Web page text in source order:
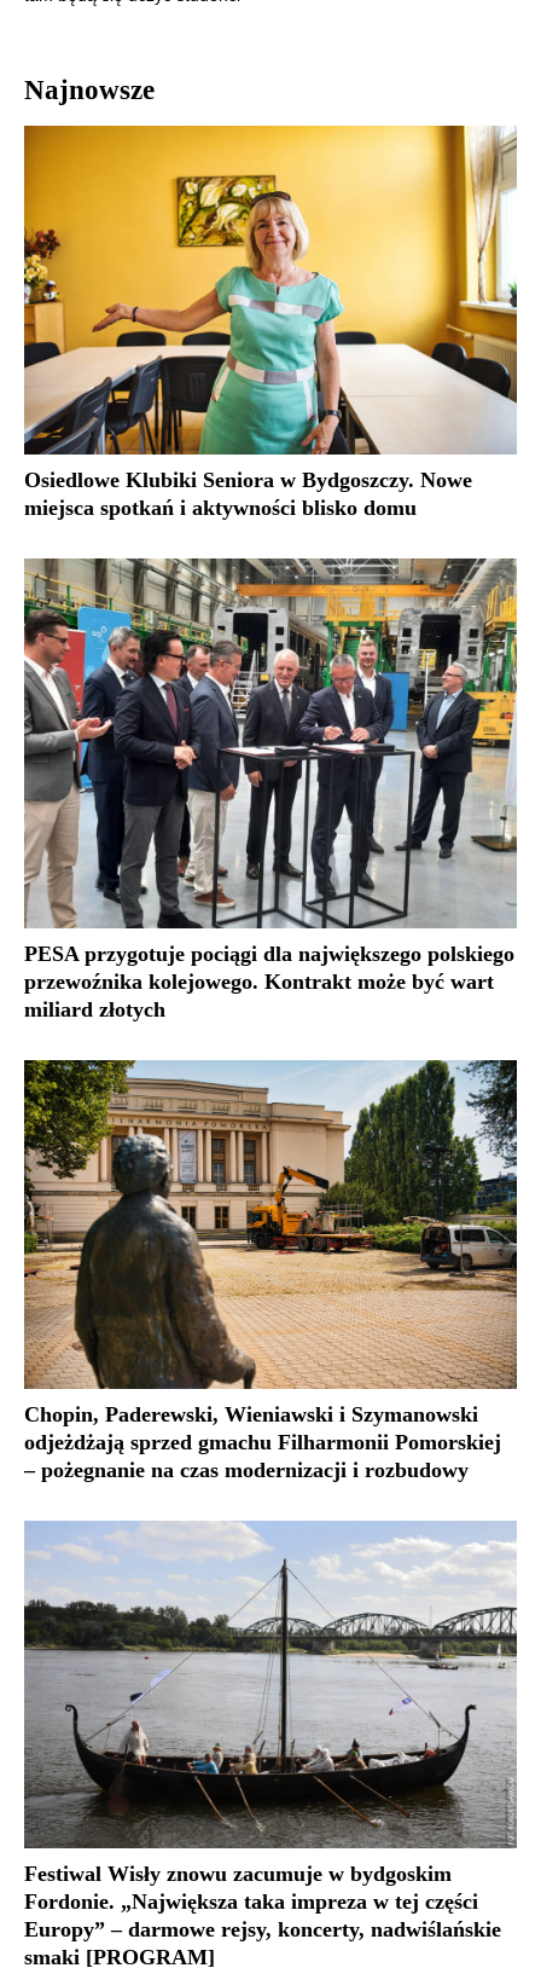
Najnowsze
Osiedlowe Klubiki Seniora w Bydgoszczy. Nowe
miejsca spotkań i aktywności blisko domu
PESA przygotuje pociągi dla największego polskiego
przewoźnika kolejowego. Kontrakt może być wart
miliard złotych
Chopin, Paderewski, Wieniawski i Szymanowski
odjeżdżają sprzed gmachu Filharmonii Pomorskiej
– pożegnanie na czas modernizacji i rozbudowy
Festiwal Wisły znowu zacumuje w bydgoskim
Fordonie. „Największa taka impreza w tej części
Europy” – darmowe rejsy, koncerty, nadwiślańskie
smaki [PROGRAM]